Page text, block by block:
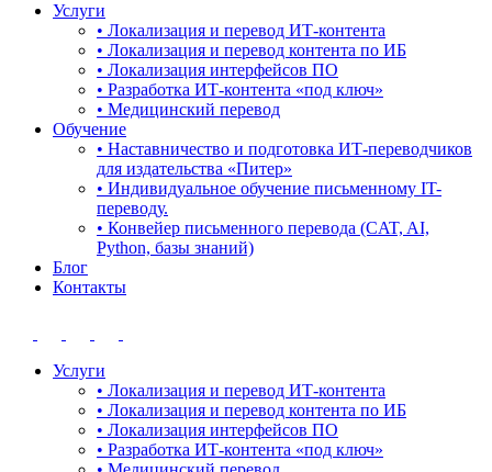
Услуги
• Локализация и перевод ИТ-контента
• Локализация и перевод контента по ИБ
• Локализация интерфейсов ПО
• Разработка ИТ-контента «под ключ»
• Медицинский перевод
Обучение
• Наставничество и подготовка ИТ-переводчиков
для издательства «Питер»
• Индивидуальное обучение письменному IT-
переводу.
• Конвейер письменного перевода (CAT, AI,
Python, базы знаний)
Блог
Контакты
Услуги
• Локализация и перевод ИТ-контента
• Локализация и перевод контента по ИБ
• Локализация интерфейсов ПО
• Разработка ИТ-контента «под ключ»